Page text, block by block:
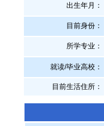
出生年月：
目前身份：
所学专业：
就读/毕业高校：
目前生活住所：